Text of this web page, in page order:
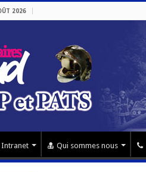
2026
Intranet Qui sommes nous